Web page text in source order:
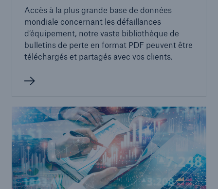
Accès à la plus grande base de données
mondiale concernant les défaillances
d’équipement, notre vaste bibliothèque de
bulletins de perte en format PDF peuvent être
téléchargés et partagés avec vos clients.